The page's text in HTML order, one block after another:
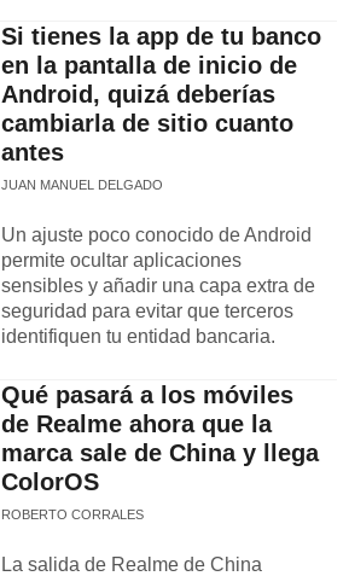
Si tienes la app de tu banco
en la pantalla de inicio de
Android, quizá deberías
cambiarla de sitio cuanto
antes
JUAN MANUEL DELGADO
Un ajuste poco conocido de Android
permite ocultar aplicaciones
sensibles y añadir una capa extra de
seguridad para evitar que terceros
identifiquen tu entidad bancaria.
Qué pasará a los móviles
de Realme ahora que la
marca sale de China y llega
ColorOS
ROBERTO CORRALES
La salida de Realme de China